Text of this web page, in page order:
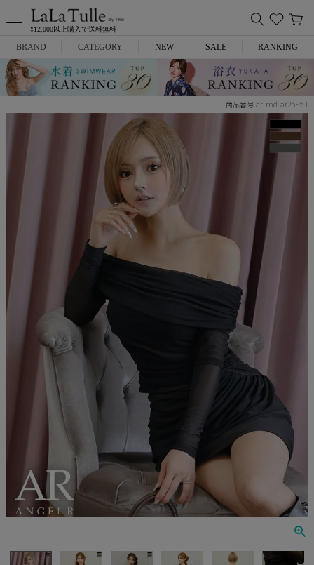
¥12,000以上購入で送料無料
BRAND
Anella
PURESS
IRMA
JENNNY
CATEGORY
ミニドレス
ランジェリー
コスプレ
NEW SALE RANKING
商品番号 ar-md-ar25851